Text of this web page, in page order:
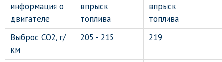
информация о
двигателе
впрыск
топлива
впрыск
топлива
Выброс CO2, г/
км
205 - 215 219